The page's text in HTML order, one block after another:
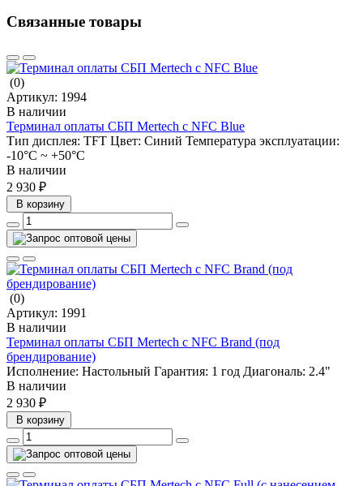
Связанные товары
(0)
Артикул: 1994
В наличии
Терминал оплаты СБП Mertech с NFC Blue
Тип дисплея: TFT Цвет: Синий Температура эксплуатации:
-10°C ~ +50°C
В наличии
2 930 ₽
В корзину
(0)
Артикул: 1991
В наличии
Терминал оплаты СБП Mertech с NFC Brand (под
брендирование)
Исполнение: Настольный Гарантия: 1 год Диагональ: 2.4"
В наличии
2 930 ₽
В корзину